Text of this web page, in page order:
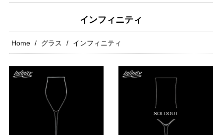
インフィニティ
Home グラス インフィニティ
SOLDOUT